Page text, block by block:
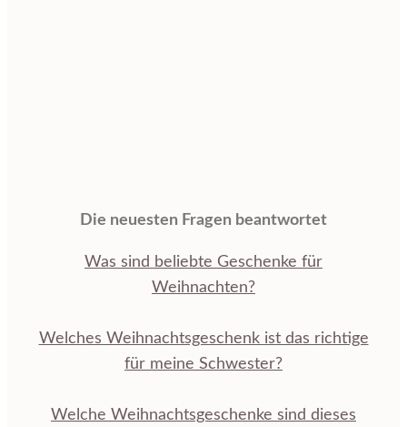
Die neuesten Fragen beantwortet
Was sind beliebte Geschenke für
Weihnachten?
Welches Weihnachtsgeschenk ist das richtige
für meine Schwester?
Welche Weihnachtsgeschenke sind dieses